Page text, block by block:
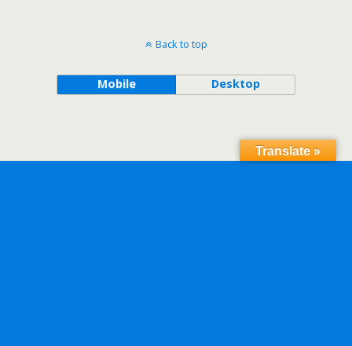
Back to top
Mobile Desktop
Translate »